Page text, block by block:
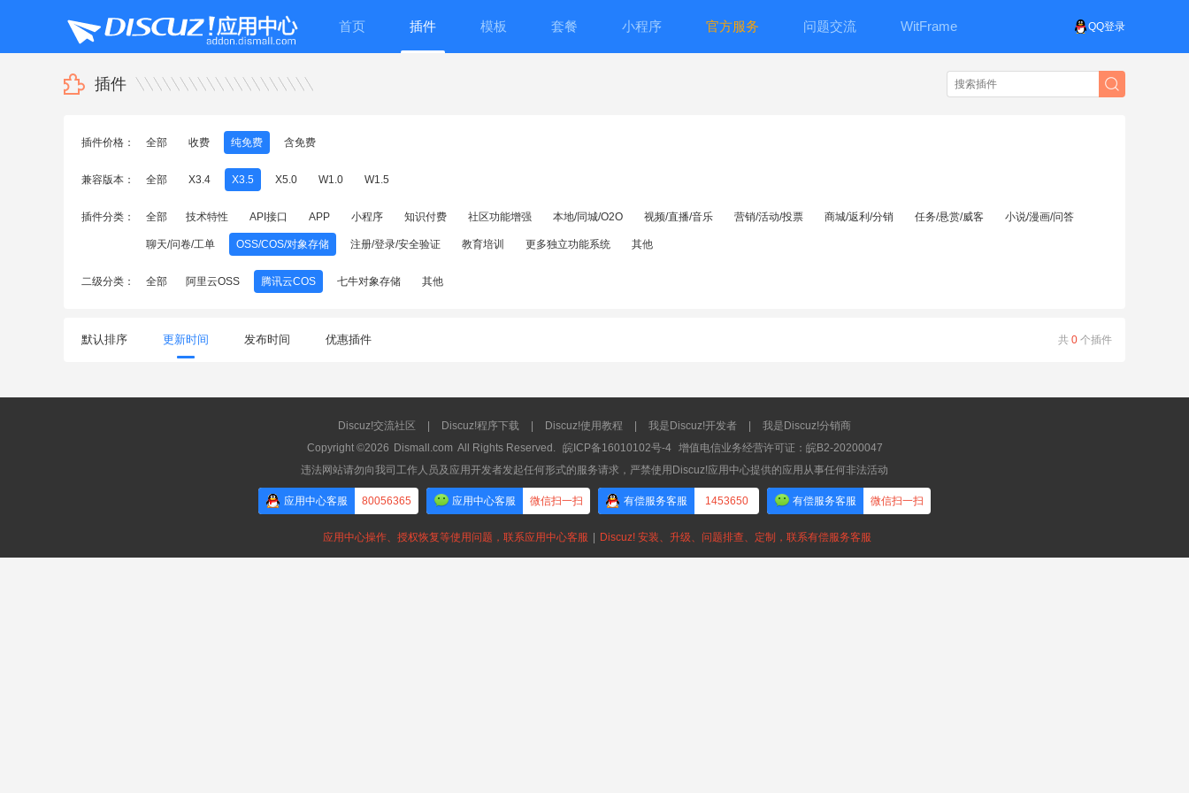
QQ登录
首页 插件 模板 套餐 小程序 官方服务 问题交流 WitFrame
插件
插件价格： 全部 收费 纯免费 含免费
兼容版本： 全部 X3.4 X3.5 X5.0 W1.0 W1.5
插件分类： 全部 技术特性 API接口 APP 小程序 知识付费 社区功能增强 本地/同城/O2O 视频/直播/音乐 营销/活动/投票 商城/返利/分销 任务/悬赏/威客 小说/漫画/问答
聊天/问卷/工单 OSS/COS/对象存储 注册/登录/安全验证 教育培训 更多独立功能系统 其他
二级分类： 全部 阿里云OSS 腾讯云COS 七牛对象存储 其他
共 0 个插件
默认排序 更新时间 发布时间 优惠插件
Discuz!交流社区 Discuz!程序下载 Discuz!使用教程 我是Discuz!开发者
我是Discuz!分销商
Copyright ©2026 Dismall.com All Rights Reserved. 皖ICP备16010102号-4
增值电信业务经营许可证：皖B2-20200047
违法网站请勿向我司工作人员及应用开发者发起任何形式的服务请求，严禁使用Discuz!应用中心提供的应用从事任何非法活动
应用中心客服 80056365 应用中心客服 微信扫一扫 有偿服务客服 1453650 有偿服务客服 微信扫一扫
应用中心操作、授权恢复等使用问题，联系应用中心客服 Discuz! 安装、升级、问题排查、定制，联系有偿服务客服